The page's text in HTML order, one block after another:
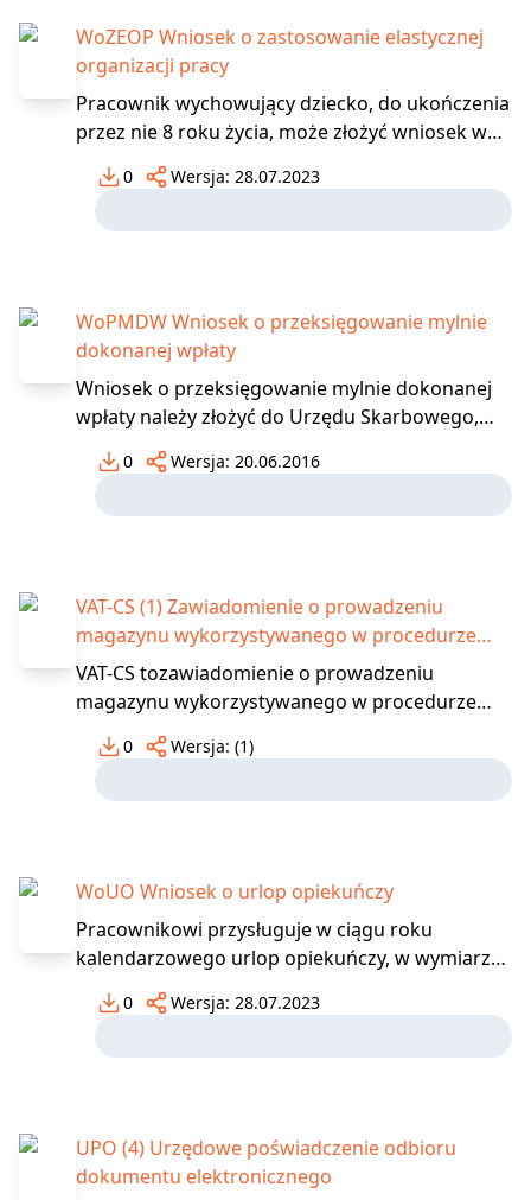
WoZEOP Wniosek o zastosowanie elastycznej
organizacji pracy
Pracownik wychowujący dziecko, do ukończenia
przez nie 8 roku życia, może złożyć wniosek w
postaci papierowej lub elektronicznej o
zastosowanie do niego elastycznej organizacji
pracy. Wniosek składa się w terminie nie
0 Wersja: 28.07.2023
WoPMDW Wniosek o przeksięgowanie mylnie
dokonanej wpłaty
Wniosek o przeksięgowanie mylnie dokonanej
wpłaty należy złożyć do Urzędu Skarbowego,
niezwłocznie po wykryciu błędnie dokonanej
płatności, do którego trafiły pieniądze. Wniosek
powinien zawierać: - urząd skarbowy, w którym
0 Wersja: 20.06.2016
VAT-CS (1) Zawiadomienie o prowadzeniu
magazynu wykorzystywanego w procedurze
magazynu typu call-off stock
VAT-CS tozawiadomienie o prowadzeniu
magazynu wykorzystywanego w procedurze
magazynu typu call-off stock, Zawiadomienie
składają podatnicy, o których mowa w art. 15
ustawy, oraz podatnicy podatku od wartości
0 Wersja: (1)
WoUO Wniosek o urlop opiekuńczy
Pracownikowi przysługuje w ciągu roku
kalendarzowego urlop opiekuńczy, w wymiarze
5 dni, w celu zapewnienia osobistej opieki lub
wsparcia osobie będącej członkiem rodziny lub
0 Wersja: 28.07.2023
UPO (4) Urzędowe poświadczenie odbioru
dokumentu elektronicznego